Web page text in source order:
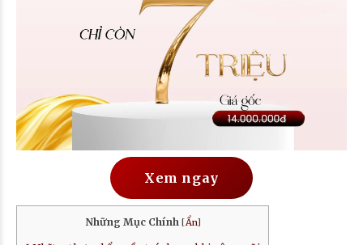
Xem ngay
Những Mục Chính [Ẩn]